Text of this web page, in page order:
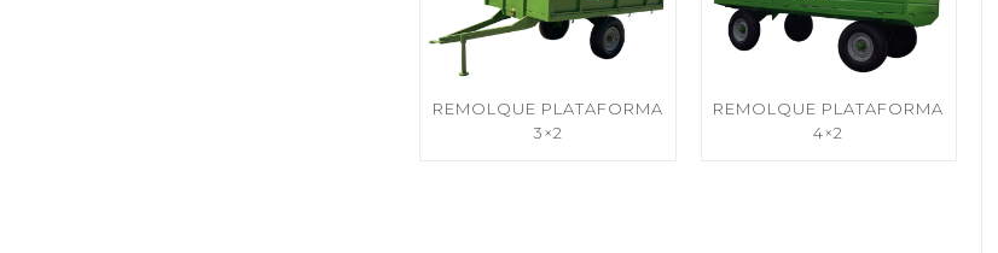
REMOLQUE PLATAFORMA
3×2
REMOLQUE PLATAFORMA
4×2